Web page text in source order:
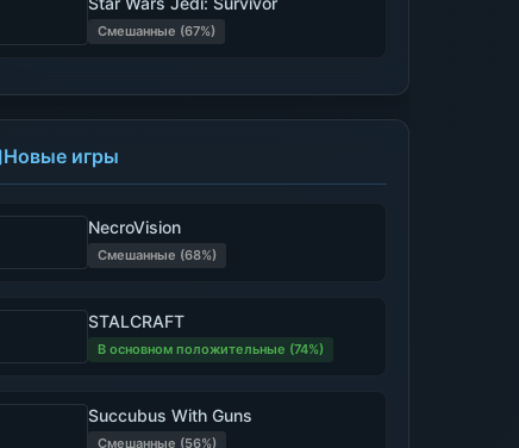
Смешанные (67%)
Новые игры
NecroVision
Смешанные (68%)
STALCRAFT
В основном положительные (74%)
Succubus With Guns
Смешанные (56%)